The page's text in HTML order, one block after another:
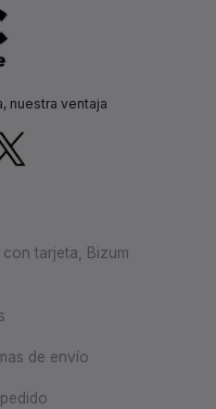
nuestra ventaja
tarjeta, Bizum
de envío